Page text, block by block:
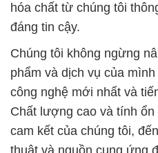
hóa chất từ chúng tôi
đáng tin cậy.
Chúng tôi không ngừng
phẩm và dịch vụ của
công nghệ mới nhất và
Chất lượng cao và tính
cam kết của chúng tôi,